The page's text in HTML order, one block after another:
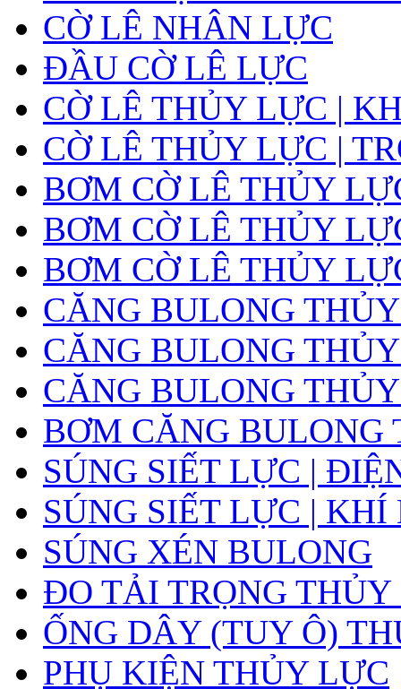
CỜ LÊ NHÂN LỰC
ĐẦU CỜ LÊ LỰC
CỜ LÊ THỦY LỰC |
CỜ LÊ THỦY LỰC |
BƠM CỜ LÊ THỦY
BƠM CỜ LÊ THỦY
BƠM CỜ LÊ THỦY
CĂNG BULONG
CĂNG BULONG
CĂNG BULONG
BƠM CĂNG BULONG
SÚNG SIẾT LỰC |
SÚNG SIẾT LỰC | KHÍ
SÚNG XÉN BULONG
ĐO TẢI TRỌNG
ỐNG DÂY (TUY Ô)
PHỤ KIỆN THỦY LỰC